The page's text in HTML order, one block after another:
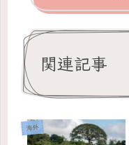
関連記事
海外